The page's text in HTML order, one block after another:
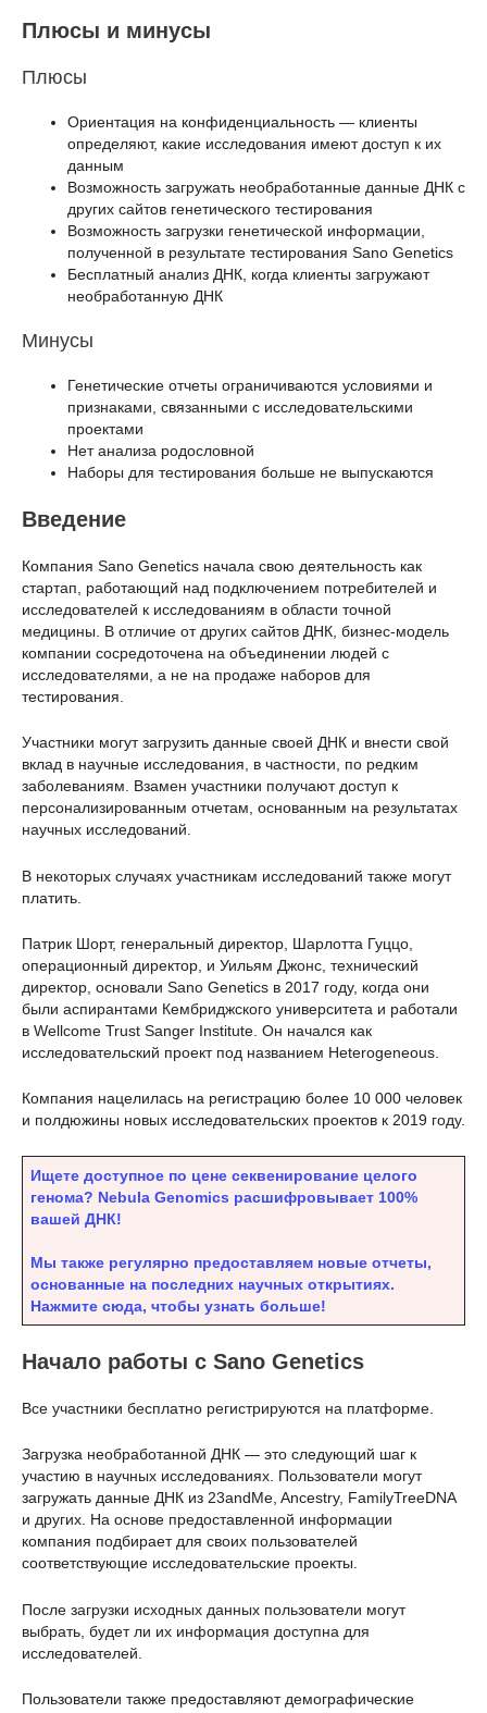
Плюсы и минусы
Плюсы
Ориентация на конфиденциальность — клиенты
определяют, какие исследования имеют доступ к их
данным
Возможность загружать необработанные данные ДНК с
других сайтов генетического тестирования
Возможность загрузки генетической информации,
полученной в результате тестирования Sano Genetics
Бесплатный анализ ДНК, когда клиенты загружают
необработанную ДНК
Минусы
Генетические отчеты ограничиваются условиями и
признаками, связанными с исследовательскими
проектами
Нет анализа родословной
Наборы для тестирования больше не выпускаются
Введение
Компания Sano Genetics начала свою деятельность как
стартап, работающий над подключением потребителей и
исследователей к исследованиям в области точной
медицины. В отличие от других сайтов ДНК, бизнес-модель
компании сосредоточена на объединении людей с
исследователями, а не на продаже наборов для
тестирования.
Участники могут загрузить данные своей ДНК и внести свой
вклад в научные исследования, в частности, по редким
заболеваниям. Взамен участники получают доступ к
персонализированным отчетам, основанным на результатах
научных исследований.
В некоторых случаях участникам исследований также могут
платить.
Патрик Шорт, генеральный директор, Шарлотта Гуццо,
операционный директор, и Уильям Джонс, технический
директор, основали Sano Genetics в 2017 году, когда они
были аспирантами Кембриджского университета и работали
в Wellcome Trust Sanger Institute. Он начался как
исследовательский проект под названием Heterogeneous.
Компания нацелилась на регистрацию более 10 000 человек
и полдюжины новых исследовательских проектов к 2019 году.
Ищете доступное по цене секвенирование целого
генома? Nebula Genomics расшифровывает 100%
вашей ДНК!
Мы также регулярно предоставляем новые отчеты,
основанные на последних научных открытиях.
Нажмите сюда, чтобы узнать больше!
Начало работы с Sano Genetics
Все участники бесплатно регистрируются на платформе.
Загрузка необработанной ДНК — это следующий шаг к
участию в научных исследованиях. Пользователи могут
загружать данные ДНК из 23andMe, Ancestry, FamilyTreeDNA
и других. На основе предоставленной информации
компания подбирает для своих пользователей
соответствующие исследовательские проекты.
После загрузки исходных данных пользователи могут
выбрать, будет ли их информация доступна для
исследователей.
Пользователи также предоставляют демографические